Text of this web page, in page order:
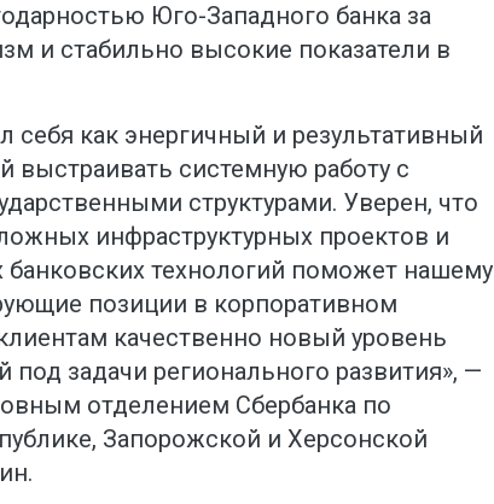
Юго-Западного банка за
и стабильно высокие показатели в
себя как энергичный и результативный
выстраивать системную работу с
структурами. Уверен, что
инфраструктурных проектов и
технологий поможет нашему
позиции в корпоративном
качественно новый уровень
под задачи регионального развития», —
отделением Сбербанка по
Запорожской и Херсонской